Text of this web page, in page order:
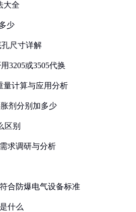
大全
少
孔尺寸详解
3205或3505代换
量计算与应用分析
剂分别加多少
区别
求调研与分析
合防爆电气设备标准
什么